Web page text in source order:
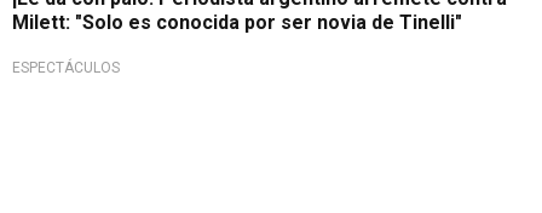
Milett: "Solo es conocida por ser novia de Tinelli"
ESPECTÁCULOS